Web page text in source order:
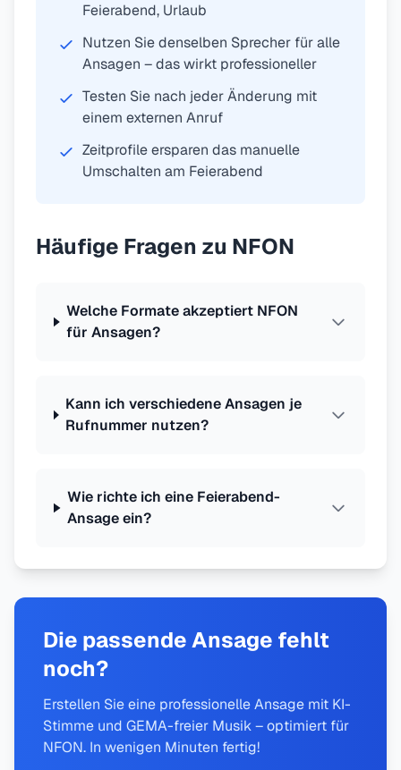
Feierabend, Urlaub
Nutzen Sie denselben Sprecher für alle
Ansagen – das wirkt professioneller
Testen Sie nach jeder Änderung mit
einem externen Anruf
Zeitprofile ersparen das manuelle
Umschalten am Feierabend
Häufige Fragen zu NFON
Welche Formate akzeptiert NFON
für Ansagen?
Kann ich verschiedene Ansagen je
Rufnummer nutzen?
Wie richte ich eine Feierabend-
Ansage ein?
Die passende Ansage fehlt
noch?
Erstellen Sie eine professionelle Ansage mit KI-
Stimme und GEMA-freier Musik – optimiert für
NFON. In wenigen Minuten fertig!